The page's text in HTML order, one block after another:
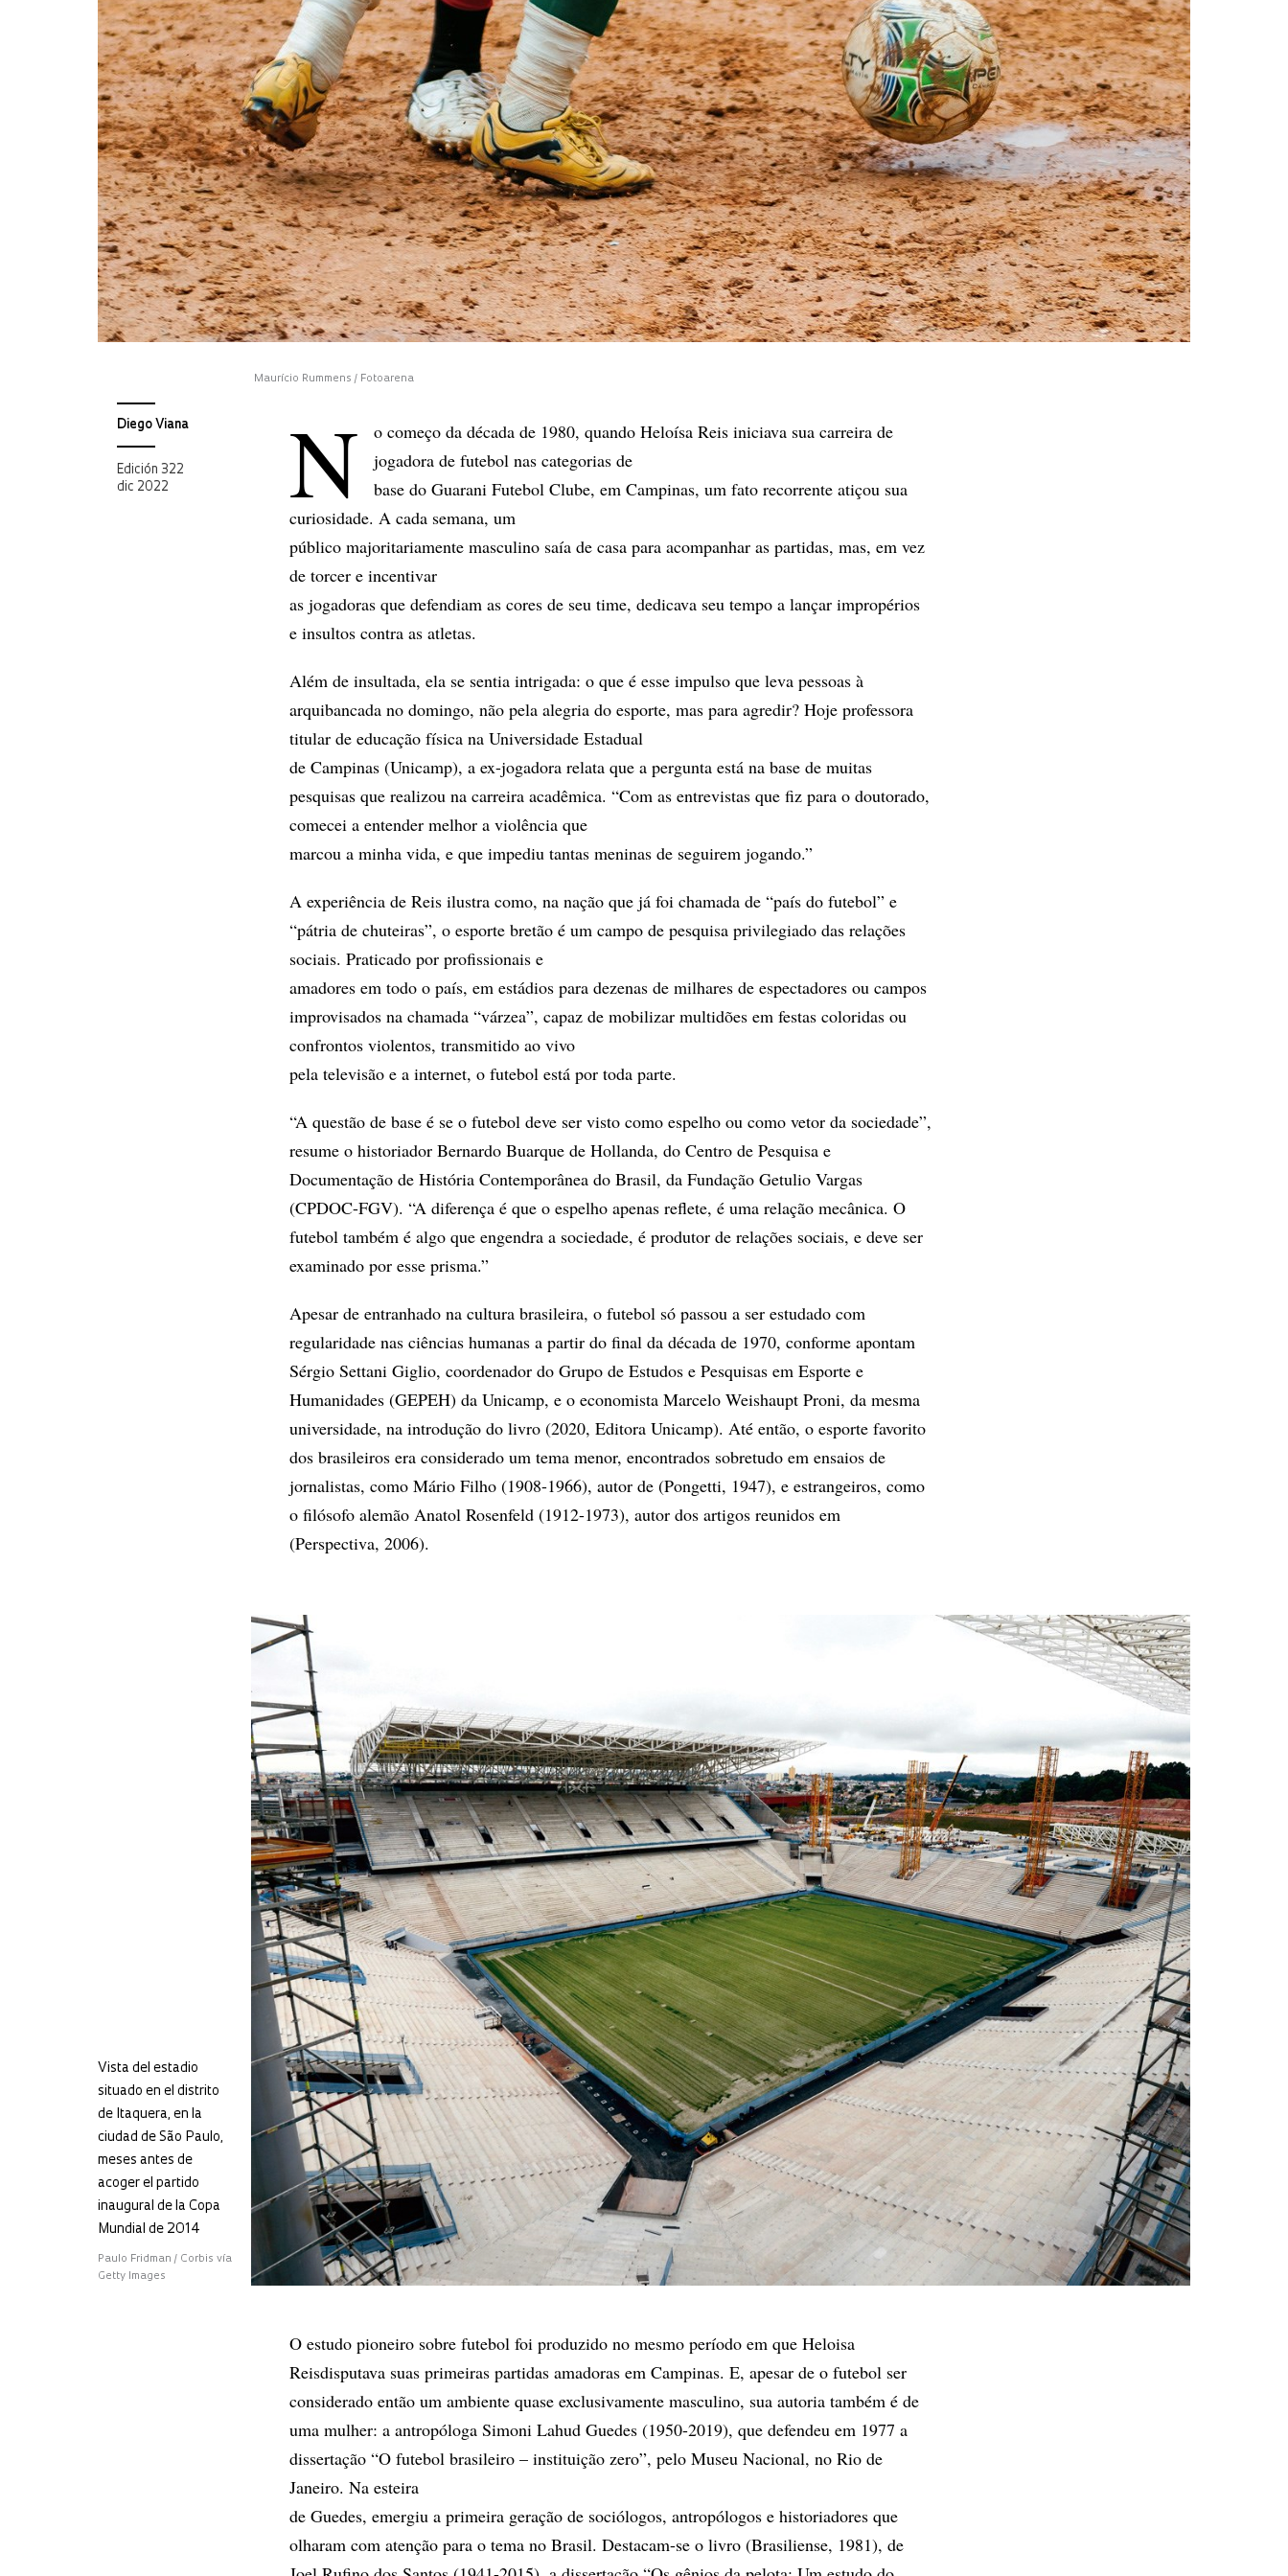
Maurício Rummens / Fotoarena
Diego Viana
Edición 322
dic 2022
N
o começo da década de 1980, quando Heloísa Reis iniciava sua carreira de
jogadora de futebol nas categorias de
base do Guarani Futebol Clube, em Campinas, um fato recorrente atiçou sua
curiosidade. A cada semana, um
público majoritariamente masculino saía de casa para acompanhar as partidas, mas, em vez
de torcer e incentivar
as jogadoras que defendiam as cores de seu time, dedicava seu tempo a lançar impropérios
e insultos contra as atletas.
Além de insultada, ela se sentia intrigada: o que é esse impulso que leva pessoas à
arquibancada no domingo, não pela alegria do esporte, mas para agredir? Hoje professora
titular de educação física na Universidade Estadual
de Campinas (Unicamp), a ex-jogadora relata que a pergunta está na base de muitas
pesquisas que realizou na carreira acadêmica. “Com as entrevistas que fiz para o doutorado,
comecei a entender melhor a violência que
marcou a minha vida, e que impediu tantas meninas de seguirem jogando.”
A experiência de Reis ilustra como, na nação que já foi chamada de “país do futebol” e
“pátria de chuteiras”, o esporte bretão é um campo de pesquisa privilegiado das relações
sociais. Praticado por profissionais e
amadores em todo o país, em estádios para dezenas de milhares de espectadores ou campos
improvisados na chamada “várzea”, capaz de mobilizar multidões em festas coloridas ou
confrontos violentos, transmitido ao vivo
pela televisão e a internet, o futebol está por toda parte.
“A questão de base é se o futebol deve ser visto como espelho ou como vetor da sociedade”,
resume o historiador Bernardo Buarque de Hollanda, do Centro de Pesquisa e
Documentação de História Contemporânea do Brasil, da Fundação Getulio Vargas
(CPDOC-FGV). “A diferença é que o espelho apenas reflete, é uma relação mecânica. O
futebol também é algo que engendra a sociedade, é produtor de relações sociais, e deve ser
examinado por esse prisma.”
Apesar de entranhado na cultura brasileira, o futebol só passou a ser estudado com
regularidade nas ciências humanas a partir do final da década de 1970, conforme apontam
Sérgio Settani Giglio, coordenador do Grupo de Estudos e Pesquisas em Esporte e
Humanidades (GEPEH) da Unicamp, e o economista Marcelo Weishaupt Proni, da mesma
universidade, na introdução do livro (2020, Editora Unicamp). Até então, o esporte favorito
dos brasileiros era considerado um tema menor, encontrados sobretudo em ensaios de
jornalistas, como Mário Filho (1908-1966), autor de (Pongetti, 1947), e estrangeiros, como
o filósofo alemão Anatol Rosenfeld (1912-1973), autor dos artigos reunidos em
(Perspectiva, 2006).
Vista del estadio
situado en el distrito
de Itaquera, en la
ciudad de São Paulo,
meses antes de
acoger el partido
inaugural de la Copa
Mundial de 2014
Paulo Fridman / Corbis vía
Getty Images
O estudo pioneiro sobre futebol foi produzido no mesmo período em que Heloisa
Reisdisputava suas primeiras partidas amadoras em Campinas. E, apesar de o futebol ser
considerado então um ambiente quase exclusivamente masculino, sua autoria também é de
uma mulher: a antropóloga Simoni Lahud Guedes (1950-2019), que defendeu em 1977 a
dissertação “O futebol brasileiro – instituição zero”, pelo Museu Nacional, no Rio de
Janeiro. Na esteira
de Guedes, emergiu a primeira geração de sociólogos, antropólogos e historiadores que
olharam com atenção para o tema no Brasil. Destacam-se o livro (Brasiliense, 1981), de